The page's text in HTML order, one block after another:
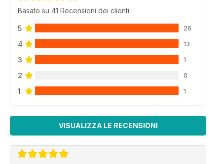
Basato su 41 Recensioni dei clienti
5 26
4 13
3 1
2 0
1 1
VISUALIZZA LE RECENSIONI